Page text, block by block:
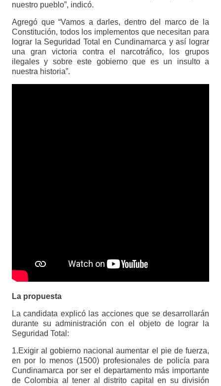
nuestro pueblo”, indicó.
Agregó que “Vamos a darles, dentro del marco de la
Constitución, todos los implementos que necesitan para
lograr la Seguridad Total en Cundinamarca y así lograr
una gran victoria contra el narcotráfico, los grupos
ilegales y sobre este gobierno que es un insulto a
nuestra historia”.
La propuesta
La candidata explicó las acciones que se desarrollarán
durante su administración con el objeto de lograr la
Seguridad Total:
1.Exigir al gobierno nacional aumentar el pie de fuerza,
en por lo menos (1500) profesionales de policía para
Cundinamarca por ser el departamento más importante
de Colombia al tener al distrito capital en su división